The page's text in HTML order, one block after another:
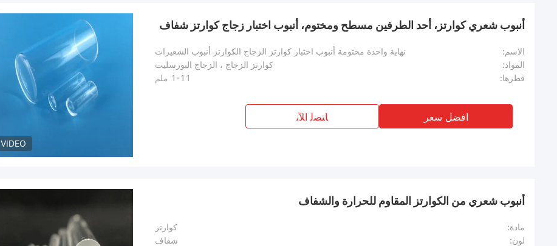
VIDEO
أنبوب شعري كوارتز، أحد الطرفين مسطح ومختوم، أنبوب اختبار زجاج كوارتز شفاف
الاسم:
نهاية واحدة مختومة أنبوب اختبار كوارتز الزجاج الكوارتز أنبوب الشعيرات
المواد:
كوارتز الزجاج ، الزجاج البورسليت
قطرها:
1-11 ملم
افضل سعر ﺎﺘﺼﻟ ﺍﻶﻧ
أنبوب شعري من الكوارتز المقاوم للحرارة والشفاف
مادة:
كوارتز
لون:
شفاف